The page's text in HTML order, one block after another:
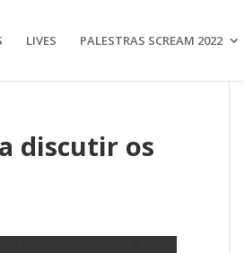
LIVES PALESTRAS SCREAM 2022
discutir os